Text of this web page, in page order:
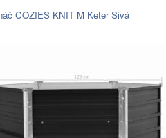
COZIES KNIT M Keter Sivá